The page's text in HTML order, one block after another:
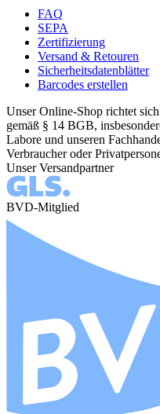
FAQ
SEPA
Zertifizierung
Versand & Retouren
Sicherheitsdatenblätter
Barcodes erstellen
Unser Online-Shop richtet
gemäß § 14 BGB,
Labore und unseren
Verbraucher oder
Unser Versandpartner
BVD-Mitglied